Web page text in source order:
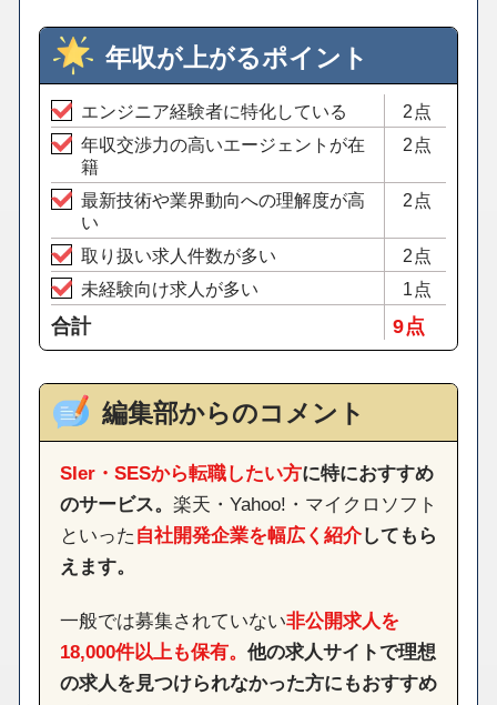
年収が上がるポイント
エンジニア経験者に特化している
2点
年収交渉力の高いエージェントが在
籍
2点
最新技術や業界動向への理解度が高
い
2点
取り扱い求人件数が多い
2点
未経験向け求人が多い
1点
合計 9 点
編集部からのコメント
SIer・SESから転職したい方に特におすすめ
のサービス。 楽天・Yahoo!・マイクロソフト
といった 自社開発企業を幅広く紹介してもら
えます。
一般では募集されていない非公開求人を
18,000件以上も保有。 他の求人サイトで理想
の求人を見つけられなかった方にもおすすめ